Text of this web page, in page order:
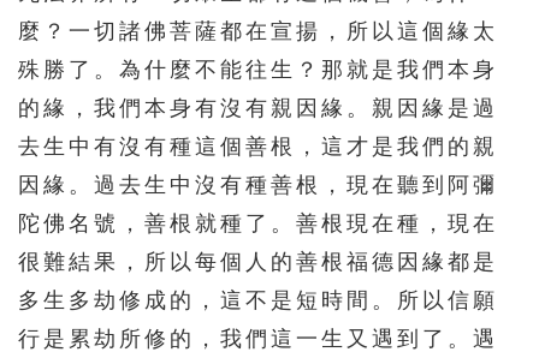
麼？一切諸佛菩薩都在宣揚，所以這個緣太
殊勝了。為什麼不能往生？那就是我們本身
的緣，我們本身有沒有親因緣。親因緣是過
去生中有沒有種這個善根，這才是我們的親
因緣。過去生中沒有種善根，現在聽到阿彌
陀佛名號，善根就種了。善根現在種，現在
很難結果，所以每個人的善根福德因緣都是
多生多劫修成的，這不是短時間。所以信願
行是累劫所修的，我們這一生又遇到了。遇